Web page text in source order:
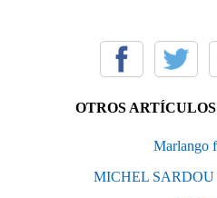
OTROS
Marlango
MICHEL SARDOU